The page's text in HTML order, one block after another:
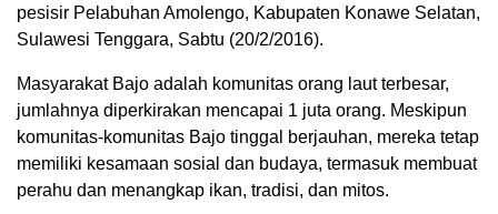
pesisir Pelabuhan Amolengo, Kabupaten Konawe Selatan,
Sulawesi Tenggara, Sabtu (20/2/2016).
Masyarakat Bajo adalah komunitas orang laut terbesar,
jumlahnya diperkirakan mencapai 1 juta orang. Meskipun
komunitas-komunitas Bajo tinggal berjauhan, mereka tetap
memiliki kesamaan sosial dan budaya, termasuk membuat
perahu dan menangkap ikan, tradisi, dan mitos.